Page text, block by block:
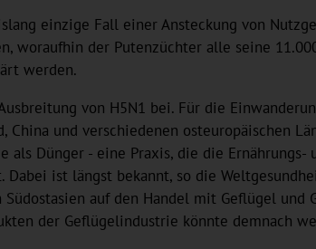
einzige Fall einer Ansteckung von
woraufhin der Putenzüchter alle seine
werden.
von H5N1 bei. Für die
China und verschiedenen osteuropäischen
Dünger - eine Praxis, die die Ernährungs-
ist längst bekannt, so die
auf den Handel mit Geflügel und
der Geflügelindustrie könnte demnach